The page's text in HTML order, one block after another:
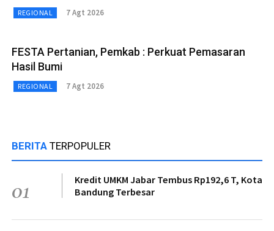
REGIONAL 7 Agt 2026
FESTA Pertanian, Pemkab : Perkuat Pemasaran
Hasil Bumi
REGIONAL 7 Agt 2026
BERITA TERPOPULER
01
Kredit UMKM Jabar Tembus Rp192,6 T, Kota
Bandung Terbesar